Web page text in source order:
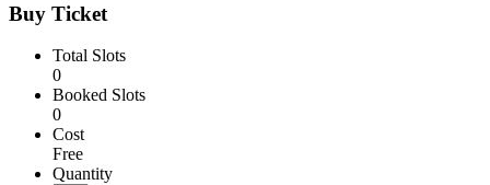
Buy Ticket
Total Slots
0
Booked Slots
0
Cost
Free
Quantity